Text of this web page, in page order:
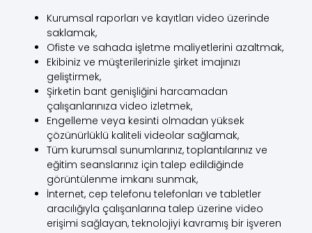
Kurumsal raporları ve kayıtları video üzerinde
saklamak,
Ofiste ve sahada işletme maliyetlerini azaltmak,
Ekibiniz ve müşterilerinizle şirket imajınızı
geliştirmek,
Şirketin bant genişliğini harcamadan
çalışanlarınıza video izletmek,
Engelleme veya kesinti olmadan yüksek
çözünürlüklü kaliteli videolar sağlamak,
Tüm kurumsal sunumlarınız, toplantılarınız ve
eğitim seanslarınız için talep edildiğinde
görüntülenme imkanı sunmak,
İnternet, cep telefonu telefonları ve tabletler
aracılığıyla çalışanlarına talep üzerine video
erişimi sağlayan, teknolojiyi kavramış bir işveren